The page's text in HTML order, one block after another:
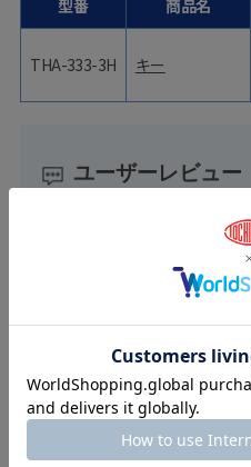
型番
THA-333-3H
商品名
キー
ユーザーレビュー
スタッフレビュー（2）
絞り込み
キー穴が正面から見え